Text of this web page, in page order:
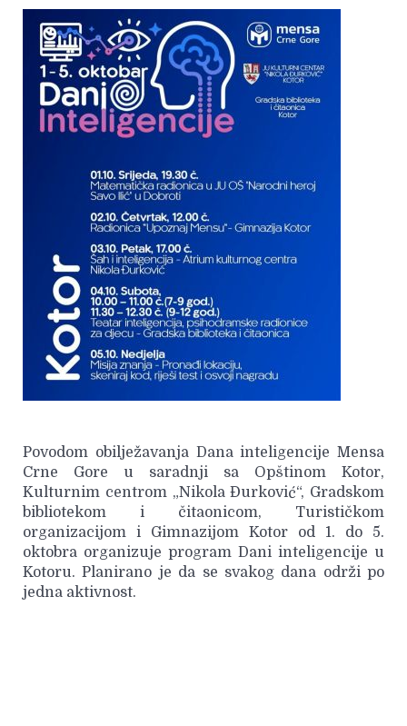
Povodom obilježavanja Dana inteligencije Mensa
Crne Gore u saradnji sa Opštinom Kotor,
Kulturnim centrom „Nikola Đurković“, Gradskom
bibliotekom i čitaonicom, Turističkom
organizacijom i Gimnazijom Kotor od 1. do 5.
oktobra organizuje program Dani inteligencije u
Kotoru. Planirano je da se svakog dana održi po
jedna aktivnost.